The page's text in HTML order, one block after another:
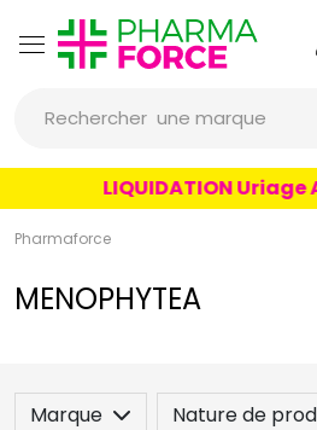
Rechercher une marque
un conseil
un produit
LIQUIDATION Uriage
Pharmaforce
MENOPHYTEA
Marque Nature de